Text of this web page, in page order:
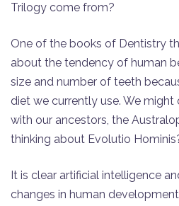
Trilogy come from?
One of the books of Dentistry
about the tendency of human
size and number of teeth
diet we currently use. We
with our ancestors, the
thinking about Evolutio
It is clear artificial intelligence
changes in human